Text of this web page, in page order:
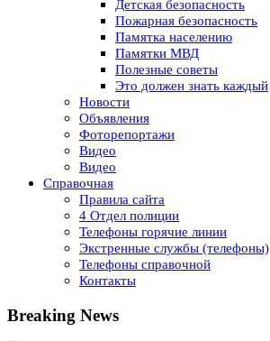
Детская безопасность
Пожарная безопасность
Памятка населению
Памятки МВД
Полезные советы
Это должен знать каждый
Новости
Объявления
Фоторепортажи
Видео
Видео
Справочная
Правила сайта
4 Отдел полиции
Телефоны горячие линии
Экстренные службы (телефоны)
Телефоны справочной
Контакты
Breaking News